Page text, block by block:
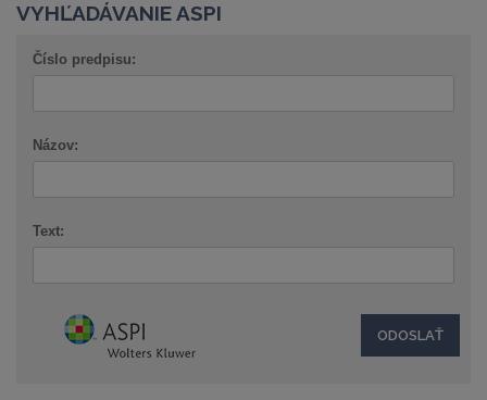
VYHĽADÁVANIE ASPI
Číslo predpisu:
Názov:
Text: